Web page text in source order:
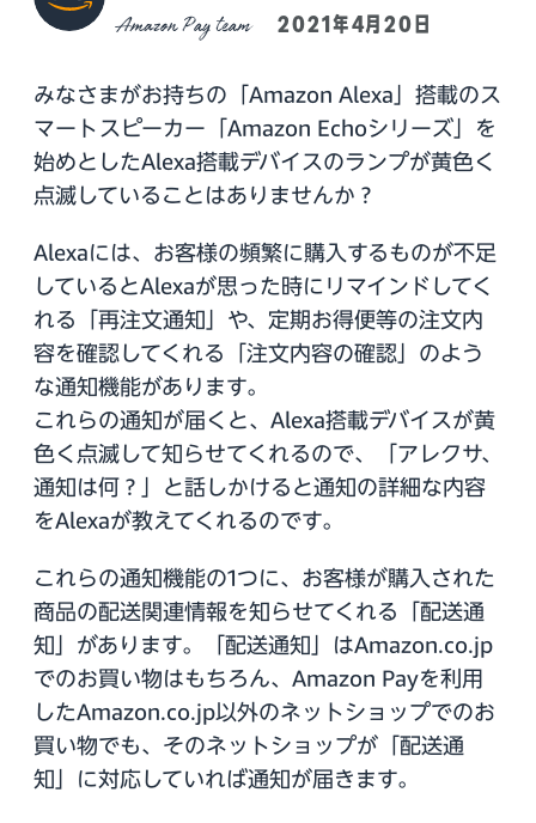
Amazon Pay team 2021年4月20日
みなさまがお持ちの「Amazon Alexa」搭載のス
マートスピーカー「Amazon Echoシリーズ」を
始めとしたAlexa搭載デバイスのランプが黄色く
点滅していることはありませんか？
Alexaには、お客様の頻繁に購入するものが不足
しているとAlexaが思った時にリマインドしてく
れる「再注文通知」や、定期お得便等の注文内
容を確認してくれる「注文内容の確認」のよう
な通知機能があります。
これらの通知が届くと、Alexa搭載デバイスが黄
色く点滅して知らせてくれるので、「アレクサ、
通知は何？」と話しかけると通知の詳細な内容
をAlexaが教えてくれるのです。
これらの通知機能の1つに、お客様が購入された
商品の配送関連情報を知らせてくれる「配送通
知」があります。「配送通知」はAmazon.co.jp
でのお買い物はもちろん、Amazon Payを利用
したAmazon.co.jp以外のネットショップでのお
買い物でも、そのネットショップが「配送通
知」に対応していれば通知が届きます。